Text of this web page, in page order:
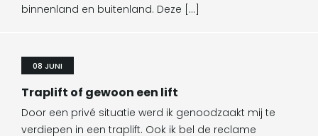
binnenland en buitenland. Deze […]
08 JUNI
Traplift of gewoon een lift
Door een privé situatie werd ik genoodzaakt mij te
verdiepen in een traplift. Ook ik bel de reclame